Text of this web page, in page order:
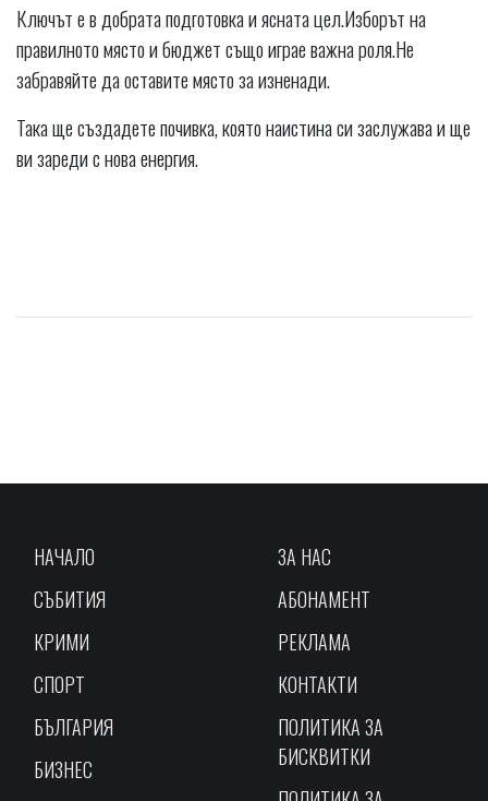
Ключът е в добрата подготовка и ясната цел.Изборът на
правилното място и бюджет също играе важна роля.Не
забравяйте да оставите място за изненади.
Така ще създадете почивка, която наистина си заслужава и ще
ви зареди с нова енергия.
НАЧАЛО
СЪБИТИЯ
КРИМИ
СПОРТ
БЪЛГАРИЯ
БИЗНЕС
ЗА НАС
АБОНАМЕНТ
РЕКЛАМА
КОНТАКТИ
ПОЛИТИКА ЗА
БИСКВИТКИ